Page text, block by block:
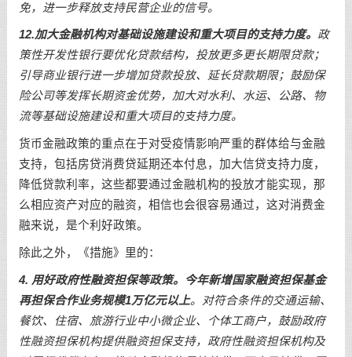
免，进一步释放支持民营企业的信号。
12.加大金融机构对基础设施建设和重大项目的支持力度。 政
策性开发性银行要优化贷款结构，投放更多更长期限贷款；
引导商业银行进一步增加贷款投放、延长贷款期限；鼓励保
险公司等发挥长期资金优势，加大对水利、水运、公路、物
流等基础设施建设和重大项目的支持力度。
货币金融政策的重点在于对受疫情影响严重的群体给与金融
支持，包括房贷消费贷延期还本付息，加大信贷支持力度，
降低贷款利率，这些都要通过金融机构的投放才能实现，那
么相应资产对应的融资，相信也会很容易通过，这对消费金
融来说，是个利好政策。
除此之外，《措施》里的：
4. 用好政府性融资担保等政策。今年新增国家融资担保基金
再担保合作业务规模1万亿元以上。对符合条件的交通运输、
餐饮、住宿、旅游行业中小微企业、个体工商户，鼓励政府
性融资担保机构提供融资担保支持，政府性融资担保机构及